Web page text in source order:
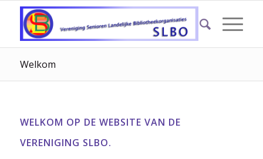
Welkom
WELKOM OP DE WEBSITE VAN DE
VERENIGING SLBO.